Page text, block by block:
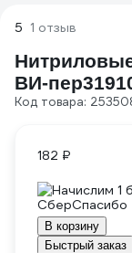
5 1 отзыв
ВИ-
Код товара:
182 ₽
Начислим 1
В корзину
Быстрый заказ